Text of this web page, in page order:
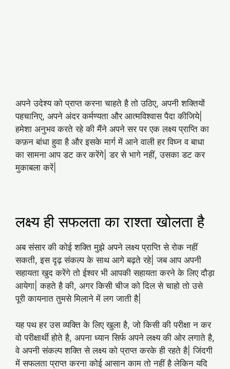
अपने उदेश्य को प्राप्त करना चाहते है तो उठिए, अपनी शक्तियों
पहचानिए, अपने अंदर कर्मण्यता और आत्मविश्वास पैदा कीजिये|
हमेशा अनुभव करते रहे की मैंने अपने सर पर एक लक्ष्य प्राप्ति का
कफ़न बांधा हुवा है और इसके मार्ग में आने वाली हर विघ्न व बाधा
का सामना आप डट कर करेंगे| डर से भागे नहीं, उसका डट कर
मुकाबला करें|
लक्ष्य ही सफलता का राश्ता खोलता है
अब संसार की कोई शक्ति मुझे अपने लक्ष्य प्राप्ति से रोक नहीं
सकती, इस दृढ़ संकल्प के साथ आगे बढ़ते रहे| जब आप अपनी
सहायता खुद करेंगे तो ईश्वर भी आपकी सहायता करने के लिए दौड़ा
आयेगा| कहते है की, अगर किसी चीज को दिल से चाहो तो उसे
पूरी कायनात तुमसे मिलाने में लग जाती है|
यह पथ हर उस व्यक्ति के लिए खुला है, जो किसी की परीक्षा न कर
वो परीक्षार्थी होते है, अपना ध्यान सिर्फ अपने लक्ष्य की ओर लगाते है,
वे अपनी संकल्प शक्ति से लक्ष्य को प्राप्त करके ही रहते है| जिंदगी
में सफलता प्राप्त करना कोई आसान काम तो नहीं है लेकिन यदि